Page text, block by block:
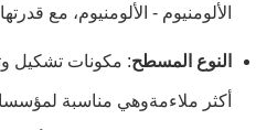
الألومنيوم - الألومنيوم، مع
النوع المسطح: مكونات تشكيل